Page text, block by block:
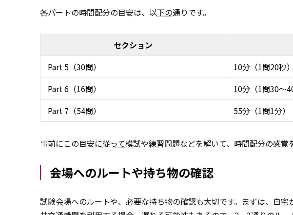
各パートの時間配分の目安は、以下の通りです。
セクション
Part 5（30問）
10分（1問20秒）
Part 6（16問）
10分（1問30～
Part 7（54問）
55分（1問1分）
事前にこの目安に従って模試や練習問題などを解いて、時間配分の感覚
会場へのルートや持ち物の確認
試験会場へのルートや、必要な持ち物の確認も大切です。まずは、自